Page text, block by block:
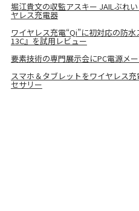
堀江貴文の収監アスキー JAILぶれ
ヤレス充電器
ワイヤレス充電“Qi”に初対応の防
13C』を試用レビュー
要素技術の専門展示会にPC電源メ
スマホ＆タブレットをワイヤレス
セサリー